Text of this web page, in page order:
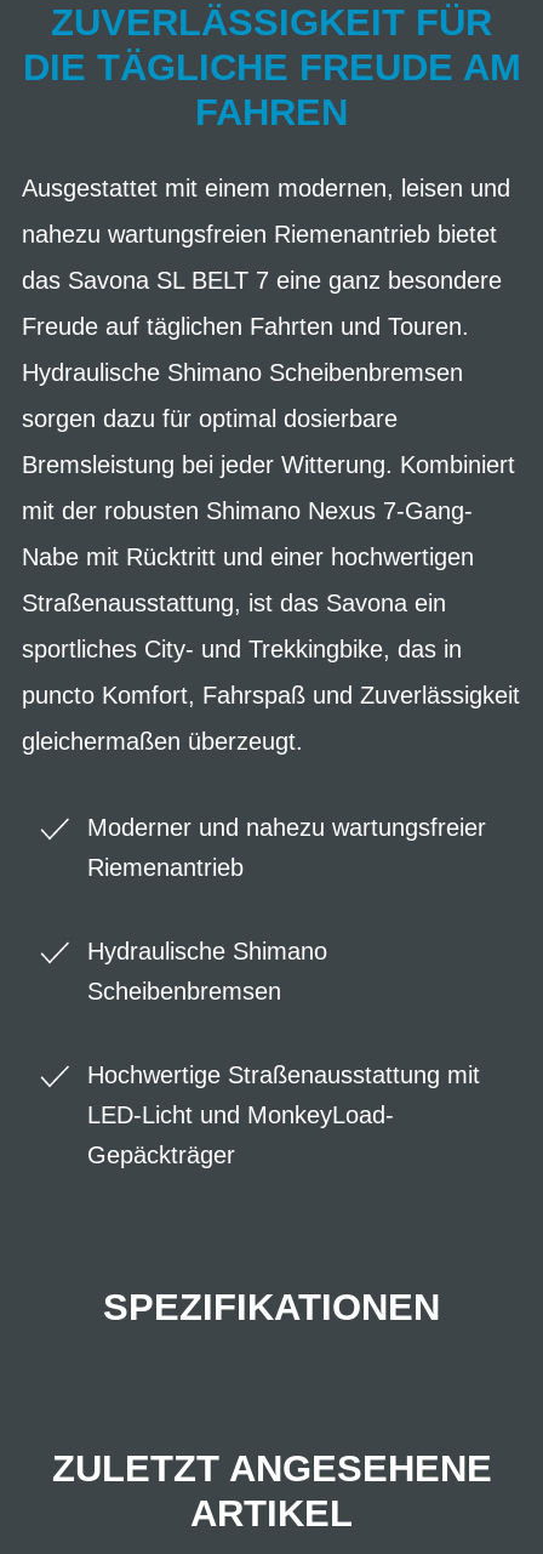
ZUVERLÄSSIGKEIT FÜR
DIE TÄGLICHE FREUDE AM
FAHREN
Ausgestattet mit einem modernen, leisen und
nahezu wartungsfreien Riemenantrieb bietet
das Savona SL BELT 7 eine ganz besondere
Freude auf täglichen Fahrten und Touren.
Hydraulische Shimano Scheibenbremsen
sorgen dazu für optimal dosierbare
Bremsleistung bei jeder Witterung. Kombiniert
mit der robusten Shimano Nexus 7-Gang-
Nabe mit Rücktritt und einer hochwertigen
Straßenausstattung, ist das Savona ein
sportliches City- und Trekkingbike, das in
puncto Komfort, Fahrspaß und Zuverlässigkeit
gleichermaßen überzeugt.
Moderner und nahezu wartungsfreier
Riemenantrieb
Hydraulische Shimano
Scheibenbremsen
Hochwertige Straßenausstattung mit
LED-Licht und MonkeyLoad-
Gepäckträger
SPEZIFIKATIONEN
ZULETZT ANGESEHENE
ARTIKEL